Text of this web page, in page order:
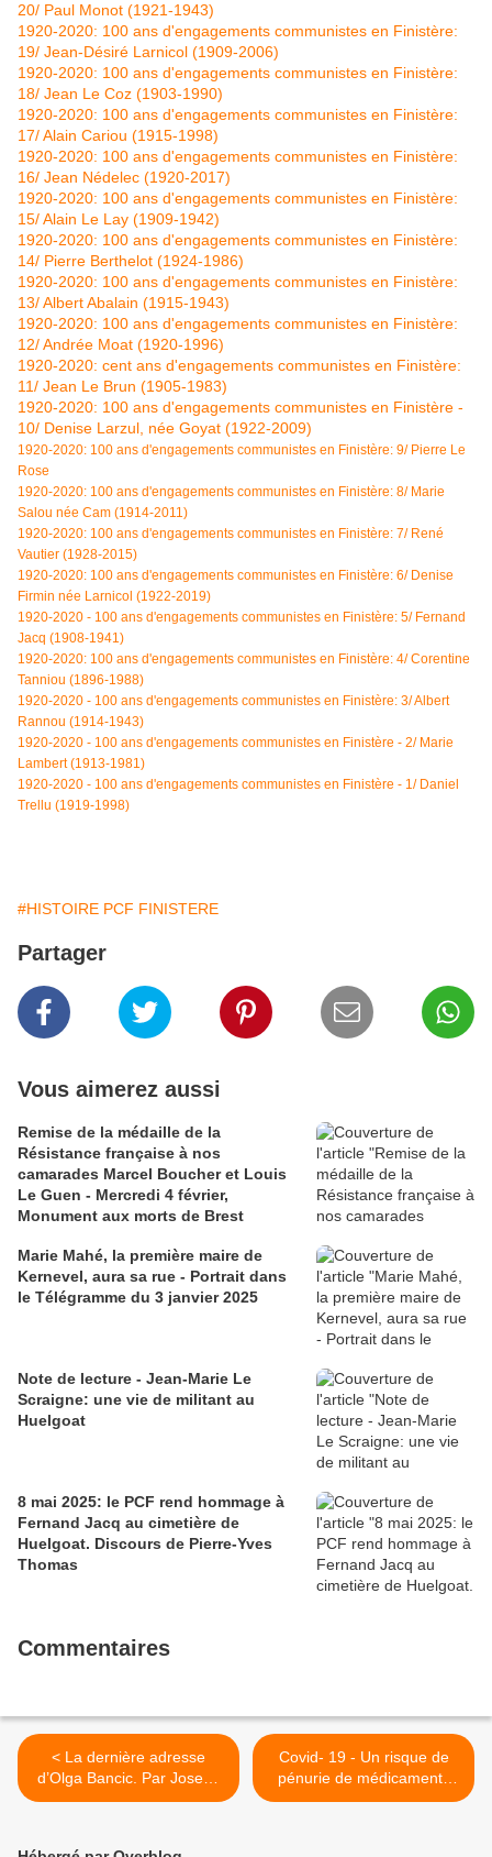
20/ Paul Monot (1921-1943)
1920-2020: 100 ans d'engagements communistes en Finistère:
19/ Jean-Désiré Larnicol (1909-2006)
1920-2020: 100 ans d'engagements communistes en Finistère:
18/ Jean Le Coz (1903-1990)
1920-2020: 100 ans d'engagements communistes en Finistère:
17/ Alain Cariou (1915-1998)
1920-2020: 100 ans d'engagements communistes en Finistère:
16/ Jean Nédelec (1920-2017)
1920-2020: 100 ans d'engagements communistes en Finistère:
15/ Alain Le Lay (1909-1942)
1920-2020: 100 ans d'engagements communistes en Finistère:
14/ Pierre Berthelot (1924-1986)
1920-2020: 100 ans d'engagements communistes en Finistère:
13/ Albert Abalain (1915-1943)
1920-2020: 100 ans d'engagements communistes en Finistère:
12/ Andrée Moat (1920-1996)
1920-2020: cent ans d'engagements communistes en Finistère:
11/ Jean Le Brun (1905-1983)
1920-2020: 100 ans d'engagements communistes en Finistère -
10/ Denise Larzul, née Goyat (1922-2009)
1920-2020: 100 ans d'engagements communistes en Finistère: 9/ Pierre Le
Rose
1920-2020: 100 ans d'engagements communistes en Finistère: 8/ Marie
Salou née Cam (1914-2011)
1920-2020: 100 ans d'engagements communistes en Finistère: 7/ René
Vautier (1928-2015)
1920-2020: 100 ans d'engagements communistes en Finistère: 6/ Denise
Firmin née Larnicol (1922-2019)
1920-2020 - 100 ans d'engagements communistes en Finistère: 5/ Fernand
Jacq (1908-1941)
1920-2020: 100 ans d'engagements communistes en Finistère: 4/Corentine
Tanniou (1896-1988)
1920-2020 - 100 ans d'engagements communistes en Finistère: 3/ Albert
Rannou (1914-1943)
1920-2020 - 100 ans d'engagements communistes en Finistère - 2/ Marie
Lambert (1913-1981)
1920-2020 - 100 ans d'engagements communistes en Finistère - 1/ Daniel
Trellu (1919-1998)
#HISTOIRE PCF FINISTERE
Partager
Vous aimerez aussi
Remise de la médaille de la
Résistance française à nos
camarades Marcel Boucher et Louis
Le Guen - Mercredi 4 février,
Monument aux morts de Brest
Marie Mahé, la première maire de
Kernevel, aura sa rue - Portrait dans
le Télégramme du 3 janvier 2025
Note de lecture - Jean-Marie Le
Scraigne: une vie de militant au
Huelgoat
8 mai 2025: le PCF rend hommage à
Fernand Jacq au cimetière de
Huelgoat. Discours de Pierre-Yves
Thomas
Commentaires
< La dernière adresse
d’Olga Bancic. Par Joseph
Andras (L'Humanité, Jeudi
Covid- 19 - Un risque de
pénurie de médicaments
(Laurence Cohen CRCE) >